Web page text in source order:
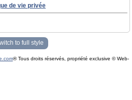
de vie privée
to full style
® Tous droits réservés, propriété exclusive © Web-